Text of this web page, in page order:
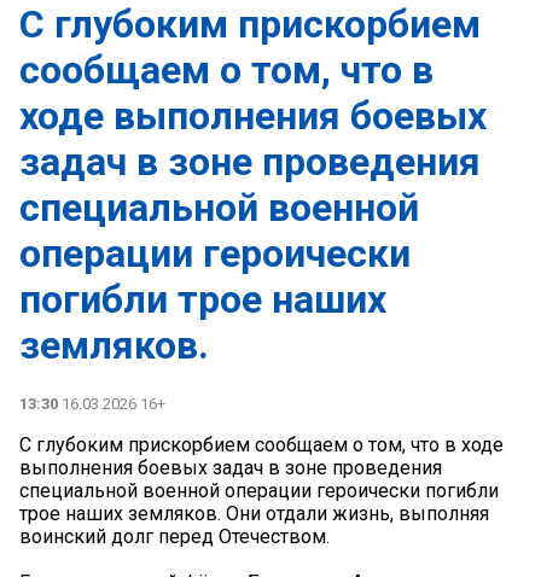
С глубоким прискорбием
сообщаем о том, что в
ходе выполнения боевых
задач в зоне проведения
специальной военной
операции героически
погибли трое наших
земляков.
13:30 16.03.2026 16+
С глубоким прискорбием сообщаем о том, что в ходе
выполнения боевых задач в зоне проведения
специальной военной операции героически погибли
трое наших земляков. Они отдали жизнь, выполняя
воинский долг перед Отечеством.